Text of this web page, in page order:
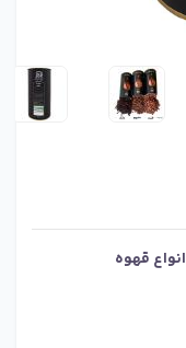
انواع قهوه